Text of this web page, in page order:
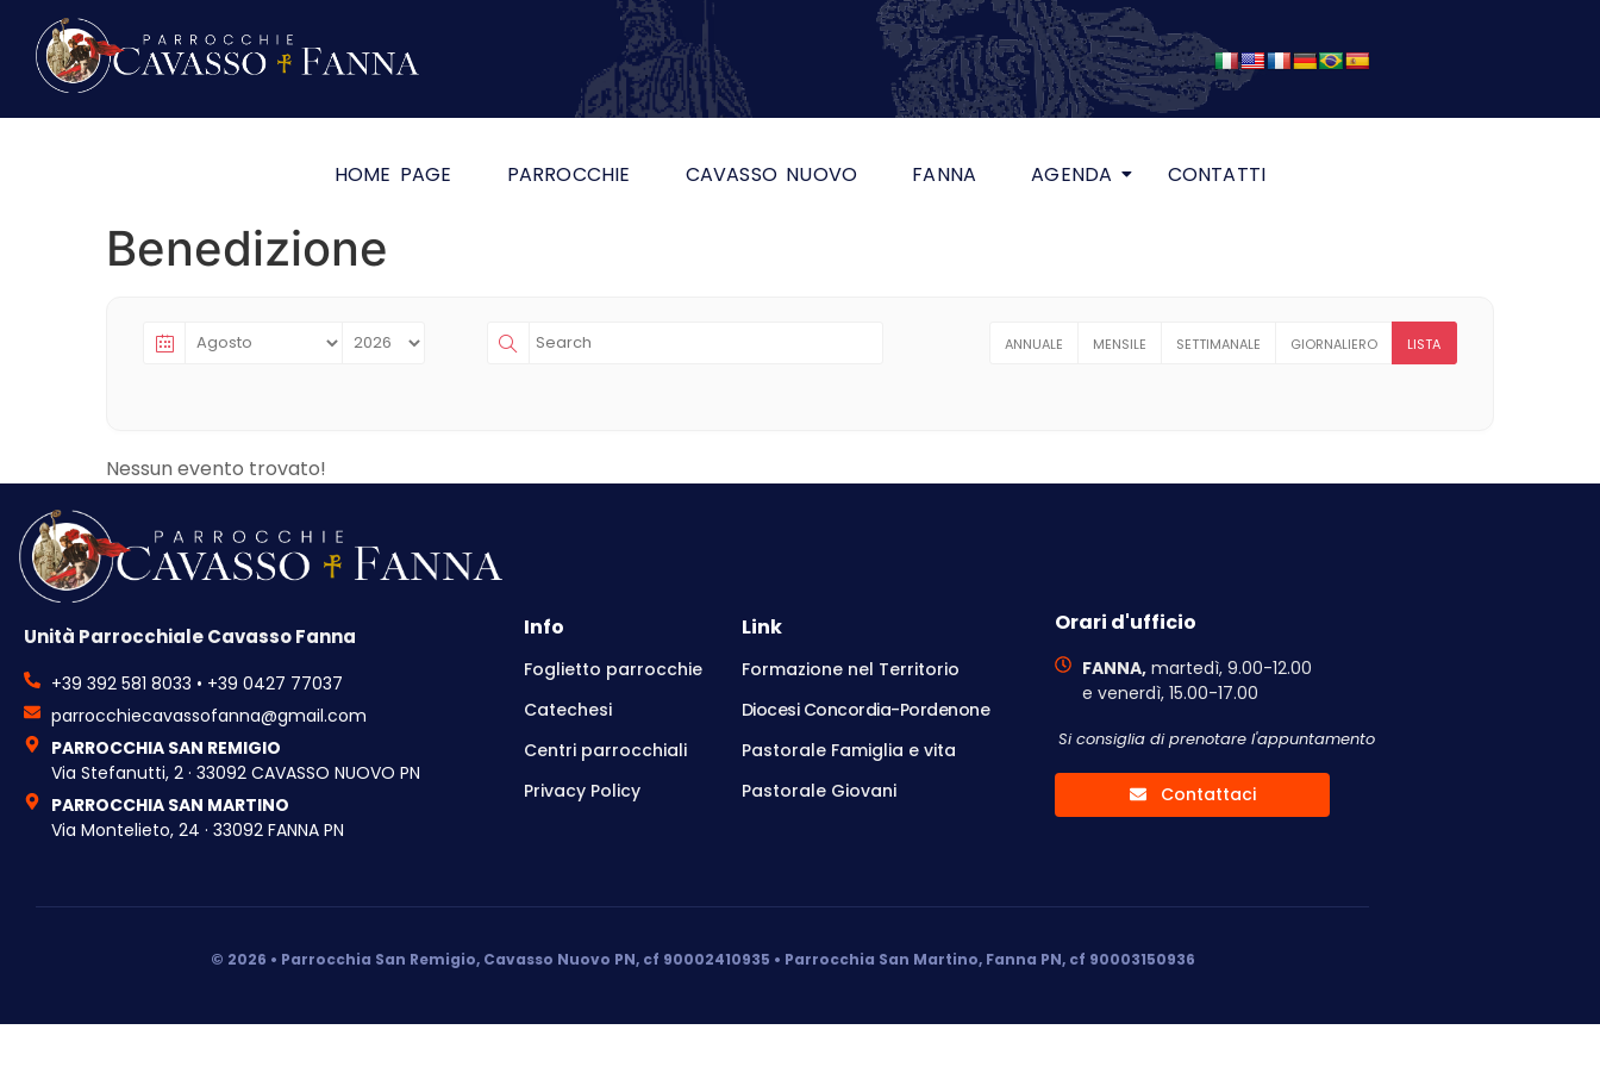
HOME PAGE PARROCCHIE CAVASSO NUOVO FANNA AGENDA CONTATTI
Benedizione
ANNUALE MENSILE SETTIMANALE GIORNALIERO LISTA
Nessun evento trovato!
Unità Parrocchiale Cavasso Fanna
+39 392 581 8033 • +39 0427 77037
parrocchiecavassofanna@gmail.com
PARROCCHIA SAN REMIGIO
Via Stefanutti, 2 · 33092 CAVASSO NUOVO PN
PARROCCHIA SAN MARTINO
Via Montelieto, 24 · 33092 FANNA PN
Info
Foglietto parrocchie
Catechesi
Centri parrocchiali
Privacy Policy
Link
Formazione nel Territorio
Diocesi Concordia-Pordenone
Pastorale Famiglia e vita
Pastorale Giovani
Orari d'ufficio
FANNA,martedì, 9.00-12.00
e venerdì, 15.00-17.00
Si consiglia di prenotare l'appuntamento
Contattaci
© 2026 • Parrocchia San Remigio, Cavasso Nuovo PN, cf 90002410935 • Parrocchia San Martino, Fanna PN, cf 90003150936